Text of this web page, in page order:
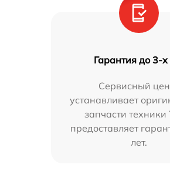
Гарантия до 3-х
Сервисный
устанавливает
запчасти техники
предоставляет
лет.